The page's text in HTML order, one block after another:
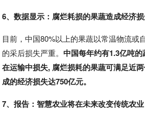
6、数据显示：腐烂耗损的果蔬造成经济
目前，中国80%以上的果蔬以常温物流或
的采后损失严重。中国每年约有1.3亿吨
在运输中损失, 腐烂损耗的果蔬可满足近
成的经济损失达750亿元。
7、报告：智慧农业将在未来改变传统农业